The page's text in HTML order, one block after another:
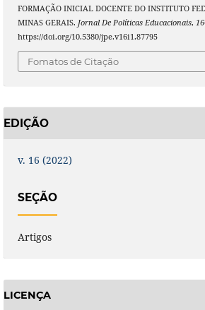
FORMAÇÃO INICIAL DOCENTE DO INSTITUTO
MINAS GERAIS. Jornal De Políticas Educacionais, 16
https://doi.org/10.5380/jpe.v16i1.87795
Fomatos de Citação
EDIÇÃO
v. 16 (2022)
SEÇÃO
Artigos
LICENÇA